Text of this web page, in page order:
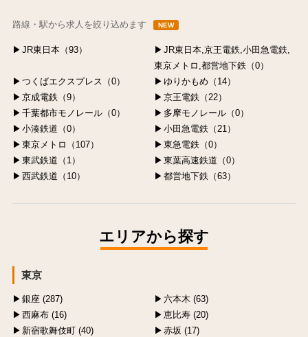
路線・駅から求人を絞り込めます NEW
JR東日本（93）
JR東日本,京王電鉄,小田急電鉄,
東京メトロ,都営地下鉄（0）
つくばエクスプレス（0）
ゆりかもめ（14）
京成電鉄（9）
京王電鉄（22）
千葉都市モノレール（0）
多摩モノレール（0）
小湊鉄道（0）
小田急電鉄（21）
東京メトロ（107）
東急電鉄（0）
東武鉄道（1）
東葉高速鉄道（0）
西武鉄道（10）
都営地下鉄（63）
エリアから探す
東京
銀座 (287)
六本木 (63)
西麻布 (16)
恵比寿 (20)
新宿歌舞伎町 (40)
赤坂 (17)